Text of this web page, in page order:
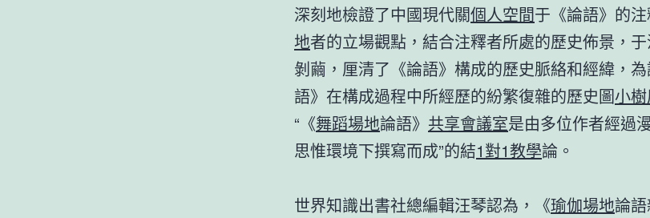
深刻地檢證了中國現代關個人空間于《論語》的
地者的立場觀點，結合注釋者所處的歷史佈景，
剝繭，厘清了《論語》構成的歷史脈絡和經緯，
語》在構成過程中所經歷的紛繁復雜的歷史圖小
“《舞蹈場地論語》 共享會議室是由多位作者經過
思惟環境下撰寫而成”的結1對1教學論。
世界知識出書社總編輯汪琴認為，《瑜伽場地論